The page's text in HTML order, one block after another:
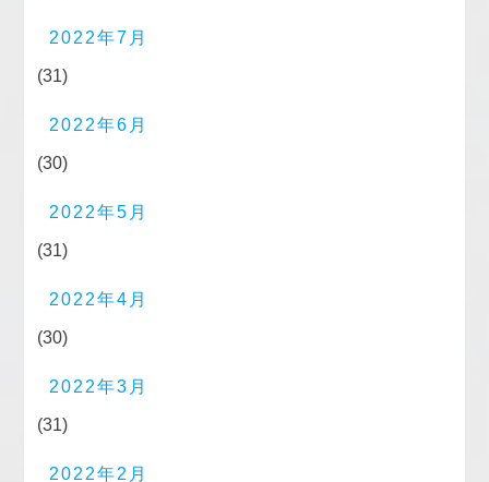
2022年7月
(31)
2022年6月
(30)
2022年5月
(31)
2022年4月
(30)
2022年3月
(31)
2022年2月